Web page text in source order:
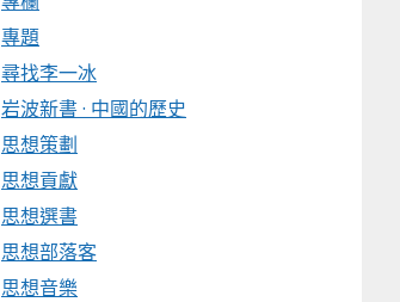
專題
尋找李一冰
岩波新書 · 中國的歷史
思想策劃
思想貢獻
思想選書
思想部落客
思想音樂